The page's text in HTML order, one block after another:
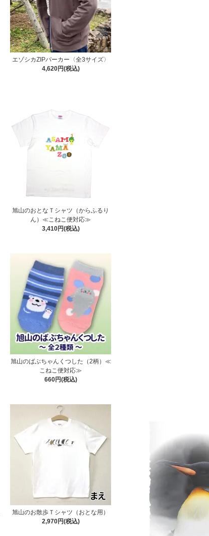
エゾシカZIPパーカー〈全3サイズ〉
4,620円(税込)
旭山のおとなＴシャツ（からふるり
ん）≪こねこ便対応≫
3,410円(税込)
旭山のばぶちゃんくつした（2柄）≪
こねこ便対応≫
660円(税込)
旭山のお散歩Ｔシャツ（おとな用）
2,970円(税込)